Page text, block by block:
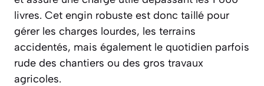
livres. Cet engin robuste est donc taillé pour
gérer les charges lourdes, les terrains
accidentés, mais également le quotidien parfois
rude des chantiers ou des gros travaux
agricoles.